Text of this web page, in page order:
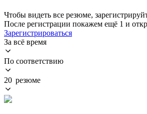
Чтобы видеть все резюме,
После регистрации покажем ещё 1 и
Зарегистрироваться
За всё время
По соответствию
20 резюме